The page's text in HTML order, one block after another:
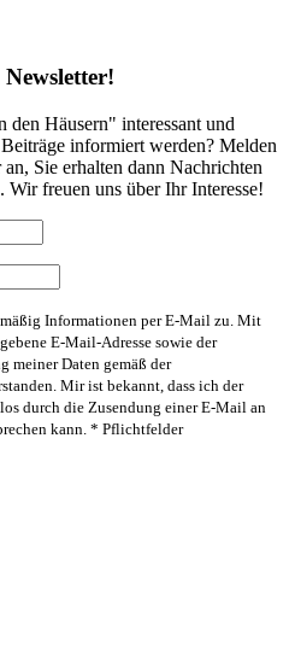
den Häusern" interessant und
informiert werden? Melden
Sie erhalten dann Nachrichten
freuen uns über Ihr Interesse!
Informationen per E-Mail zu. Mit
E-Mail-Adresse sowie der
meiner Daten gemäß der
Mir ist bekannt, dass ich der
durch die Zusendung einer E-Mail an
kann. * Pflichtfelder